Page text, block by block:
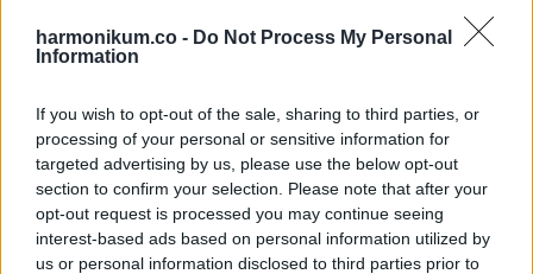
harmonikum.co - Do Not Process My Personal
Information
If you wish to opt-out of the sale, sharing to third parties, or
processing of your personal or sensitive information for
targeted advertising by us, please use the below opt-out
section to confirm your selection. Please note that after your
opt-out request is processed you may continue seeing
interest-based ads based on personal information utilized by
us or personal information disclosed to third parties prior to
A rekorder: Nem tudtam megdönteni.
A rendőr: Nem volt lebilincselő.
A csúszdamester: Kicsúszott a kezeim közül.
A súlyemelő: Nem volt erő bennem.